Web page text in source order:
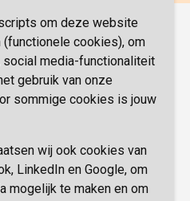
om deze website
cookies), om
media-functionaliteit
gebruik van onze
sommige cookies is jouw
wij ook cookies van
LinkedIn en Google, om
mogelijk te maken en om